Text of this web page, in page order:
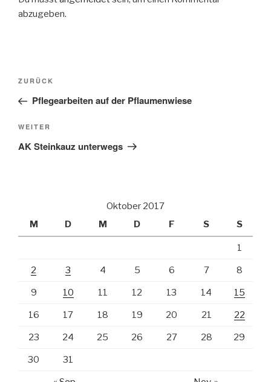
abzugeben.
Beitragsnavigation
Vorheriger
Beitrag
ZURÜCK
Pflegearbeiten auf der Pflaumenwiese
Nächster
Beitrag
WEITER
AK Steinkauz unterwegs
Oktober 2017
M
D M D F S S
1
2 3 4 5 6 7 8
9 10 11 12 13 14 15
16 17 18 19 20 21 22
23 24 25 26 27 28 29
30 31